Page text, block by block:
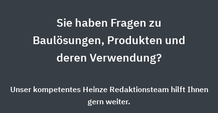
Sie haben Fragen zu
Baulösungen, Produkten und
deren Verwendung?
Unser kompetentes Heinze Redaktionsteam hilft Ihnen
gern weiter.